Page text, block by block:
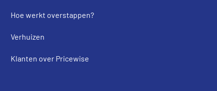
Hoe werkt overstappen?
Verhuizen
Klanten over Pricewise